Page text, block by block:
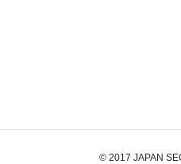
© 2017 JAPAN